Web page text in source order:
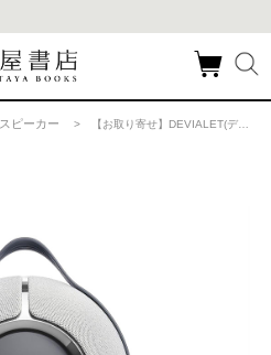
スピーカー > 【お取り寄せ】DEVIALET(デビアレ)MANIA(マニア)LIGHT GREYの商品詳細